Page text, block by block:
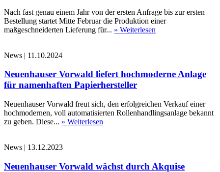
Nach fast genau einem Jahr von der ersten Anfrage bis zur ersten
Bestellung startet Mitte Februar die Produktion einer
maßgeschneiderten Lieferung für... » Weiterlesen
News | 11.10.2024
Neuenhauser Vorwald liefert hochmoderne Anlage
für namenhaften Papierhersteller
Neuenhauser Vorwald freut sich, den erfolgreichen Verkauf einer
hochmodernen, voll automatisierten Rollenhandlingsanlage bekannt
zu geben. Diese... » Weiterlesen
News | 13.12.2023
Neuenhauser Vorwald wächst durch Akquise